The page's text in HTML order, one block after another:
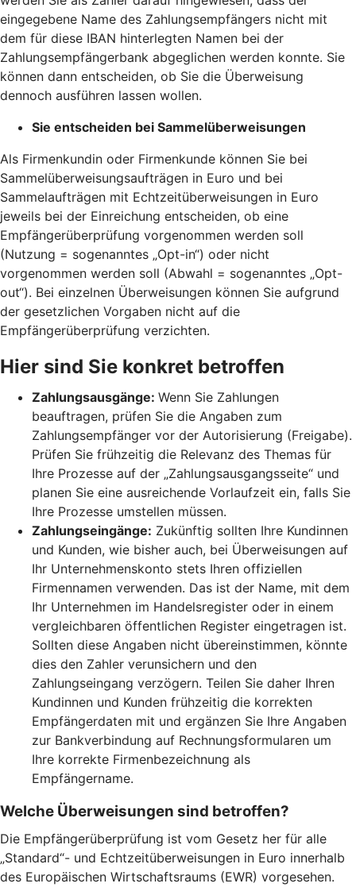
eingegebene Name des Zahlungsempfängers nicht mit
dem für diese IBAN hinterlegten Namen bei der
Zahlungsempfängerbank abgeglichen werden konnte. Sie
können dann entscheiden, ob Sie die Überweisung
dennoch ausführen lassen wollen.
Sie entscheiden bei Sammelüberweisungen
Als Firmenkundin oder Firmenkunde können Sie bei
Sammelüberweisungsaufträgen in Euro und bei
Sammelaufträgen mit Echtzeitüberweisungen in Euro
jeweils bei der Einreichung entscheiden, ob eine
Empfängerüberprüfung vorgenommen werden soll
(Nutzung = sogenanntes „Opt-in“) oder nicht
vorgenommen werden soll (Abwahl = sogenanntes „Opt-
out“). Bei einzelnen Überweisungen können Sie aufgrund
der gesetzlichen Vorgaben nicht auf die
Empfängerüberprüfung verzichten.
Hier sind Sie konkret betroffen
Zahlungsausgänge: Wenn Sie Zahlungen
beauftragen, prüfen Sie die Angaben zum
Zahlungsempfänger vor der Autorisierung (Freigabe).
Prüfen Sie frühzeitig die Relevanz des Themas für
Ihre Prozesse auf der „Zahlungsausgangsseite“ und
planen Sie eine ausreichende Vorlaufzeit ein, falls Sie
Ihre Prozesse umstellen müssen.
Zahlungseingänge: Zukünftig sollten Ihre Kundinnen
und Kunden, wie bisher auch, bei Überweisungen auf
Ihr Unternehmenskonto stets Ihren offiziellen
Firmennamen verwenden. Das ist der Name, mit dem
Ihr Unternehmen im Handelsregister oder in einem
vergleichbaren öffentlichen Register eingetragen ist.
Sollten diese Angaben nicht übereinstimmen, könnte
dies den Zahler verunsichern und den
Zahlungseingang verzögern. Teilen Sie daher Ihren
Kundinnen und Kunden frühzeitig die korrekten
Empfängerdaten mit und ergänzen Sie Ihre Angaben
zur Bankverbindung auf Rechnungsformularen um
Ihre korrekte Firmenbezeichnung als
Empfängername.
Welche Überweisungen sind betroffen?
Die Empfängerüberprüfung ist vom Gesetz her für alle
„Standard“- und Echtzeitüberweisungen in Euro innerhalb
des Europäischen Wirtschaftsraums (EWR) vorgesehen.